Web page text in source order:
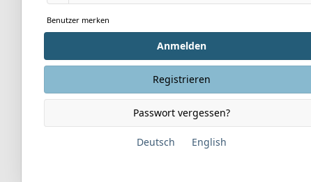
Benutzer merken
Anmelden
Registrieren
Passwort vergessen?
Deutsch English